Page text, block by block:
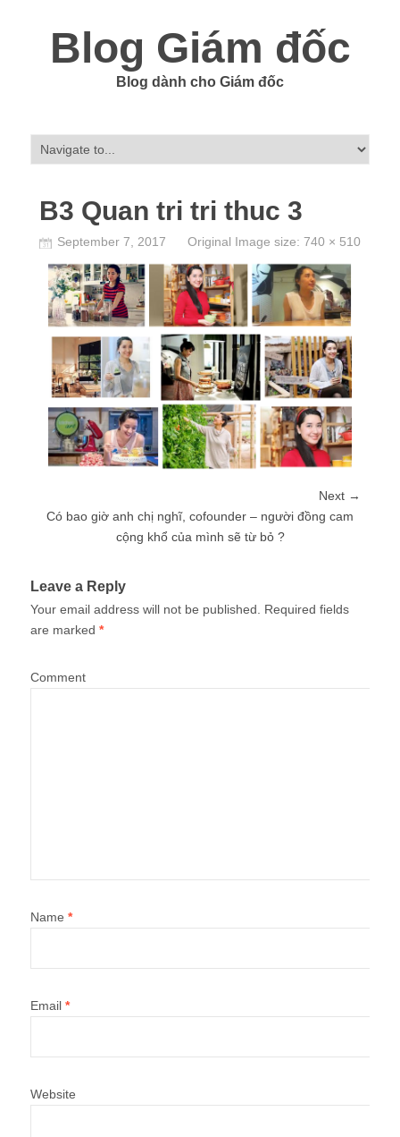
Blog Giám đốc
Blog dành cho Giám đốc
B3 Quan tri tri thuc 3
September 7, 2017 Original Image size: 740 × 510
Next →
Có bao giờ anh chị nghĩ, cofounder – người đồng cam
cộng khổ của mình sẽ từ bỏ ?
Leave a Reply
Your email address will not be published. Required fields
are marked *
Comment
Name *
Email *
Website